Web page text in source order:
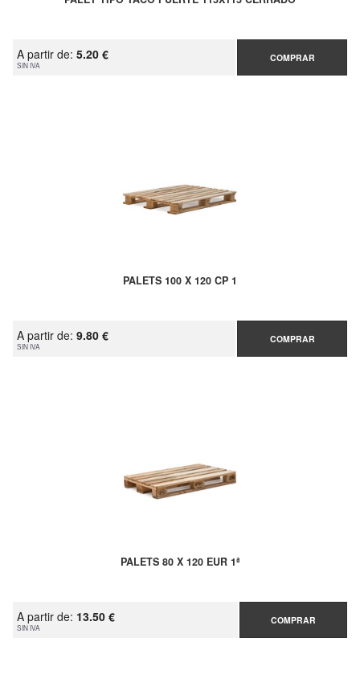
A partir de: 5.20 €
SIN IVA
COMPRAR
PALETS 100 X 120 CP 1
A partir de: 9.80 €
SIN IVA
COMPRAR
PALETS 80 X 120 EUR 1ª
A partir de: 13.50 €
SIN IVA
COMPRAR